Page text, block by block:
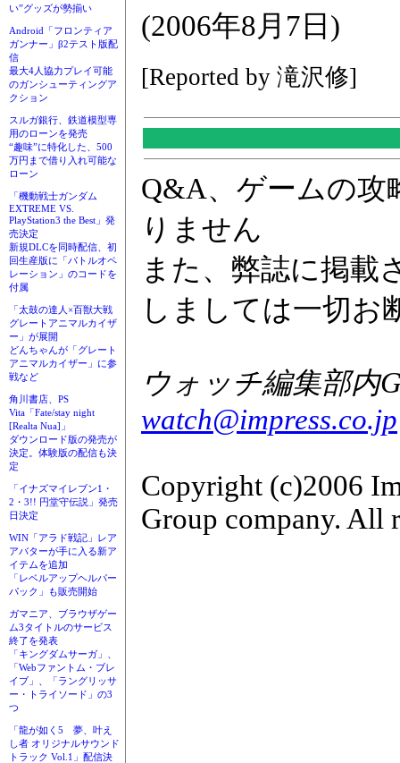
い”グッズが勢揃い
Android「フロンティア
ガンナー」β2テスト版配
信
最大4人協力プレイ可能
のガンシューティングア
クション
スルガ銀行、鉄道模型専
用のローンを発売
“趣味”に特化した、500
万円まで借り入れ可能な
ローン
「機動戦士ガンダム
EXTREME VS.
PlayStation3 the Best」発
売決定
新規DLCを同時配信、初
回生産版に「バトルオペ
レーション」のコードを
付属
「太鼓の達人×百獣大戦
グレートアニマルカイザ
ー」が展開
どんちゃんが「グレート
アニマルカイザー」に参
戦など
角川書店、PS
Vita「Fate/stay night
[Realta Nua]」
ダウンロード版の発売が
決定。体験版の配信も決
定
「イナズマイレブン1・
2・3!! 円堂守伝説」発売
日決定
WIN「アラド戦記」レア
アバターが手に入る新ア
イテムを追加
「レベルアップヘルパー
パック」も販売開始
ガマニア、ブラウザゲー
ム3タイトルのサービス
終了を発表
「キングダムサーガ」、
「Webファントム・ブレ
イブ」、「ラングリッサ
ー・トライソード」の3
つ
「龍が如く5 夢、叶え
し者 オリジナルサウンド
トラック Vol.1」配信決
(2006年8月7日)
[Reported by 滝沢修]
Q&A、ゲームの攻
りません
また、弊誌に掲載
しましては一切お
ウォッチ編集部内
watch@impress.co.jp
Copyright (c)2006
Group company. All